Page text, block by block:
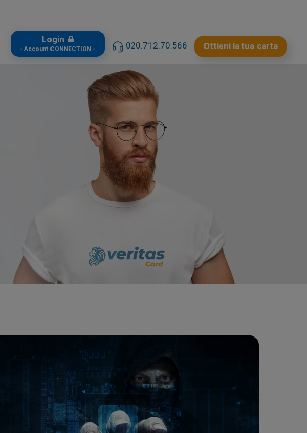
Login
- Account CONNECTION - 020.712.70.566 Ottieni la tua carta